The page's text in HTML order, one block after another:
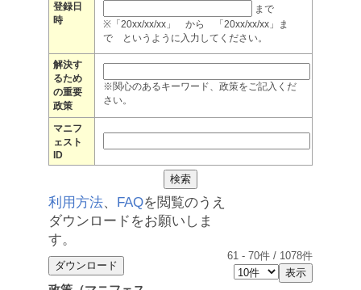
登録日
時
まで
※「20xx/xx/xx」 から 「20xx/xx/xx」ま
で というように入力してください。
解決す
るため
の重要
政策
※関心のあるキーワード、政策をご記入くだ
さい。
マニフ
ェスト
ID
利用方法、 FAQを閲覧のうえ
ダウンロードをお願いしま
す。
61 - 70件 / 1078件